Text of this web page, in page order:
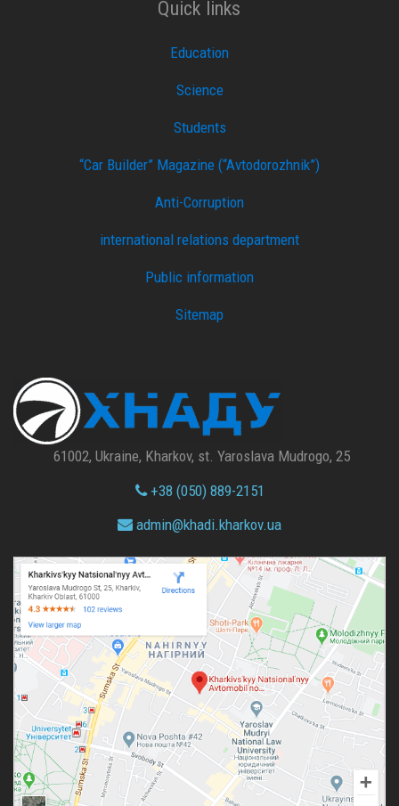
Quick links
Education
Science
Students
“Car Builder” Magazine (“Avtodorozhnik”)
Anti-Corruption
international relations department
Public information
Sitemap
61002, Ukraine, Kharkov, st. Yaroslava Mudrogo, 25
+38 (050) 889-2151
admin@khadi.kharkov.ua